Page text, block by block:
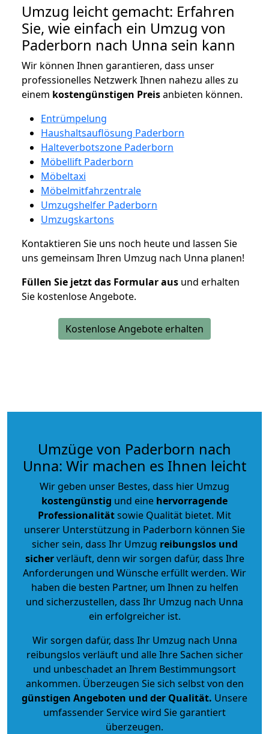
Umzug leicht gemacht: Erfahren
Sie, wie einfach ein Umzug von
Paderborn nach Unna sein kann
Wir können Ihnen garantieren, dass unser
professionelles Netzwerk Ihnen nahezu alles zu
einem kostengünstigen Preisanbieten können.
Entrümpelung
Haushaltsauflösung Paderborn
Halteverbotszone Paderborn
Möbellift Paderborn
Möbeltaxi
Möbelmitfahrzentrale
Umzugshelfer Paderborn
Umzugskartons
Kontaktieren Sie uns noch heute und lassen Sie
uns gemeinsam Ihren Umzug nach Unna planen!
Füllen Sie jetzt das Formular aus und erhalten
Sie kostenlose Angebote.
Kostenlose Angebote erhalten
Umzüge von Paderborn nach
Unna: Wir machen es Ihnen leicht
Wir geben unser Bestes, dass hier Umzug
kostengünstig und eine hervorragende
Professionalitätsowie Qualität bietet. Mit
unserer Unterstützung in Paderborn können Sie
sicher sein, dass Ihr Umzug reibungslos und
sicherverläuft, denn wir sorgen dafür, dass Ihre
Anforderungen und Wünsche erfüllt werden. Wir
haben die besten Partner, um Ihnen zu helfen
und sicherzustellen, dass Ihr Umzug nach Unna
ein erfolgreicher ist.
Wir sorgen dafür, dass Ihr Umzug nach Unna
reibungslos verläuft und alle Ihre Sachen sicher
und unbeschadet an Ihrem Bestimmungsort
ankommen. Überzeugen Sie sich selbst von den
günstigen Angeboten und der Qualität. Unsere
umfassender Service wird Sie garantiert
überzeugen.